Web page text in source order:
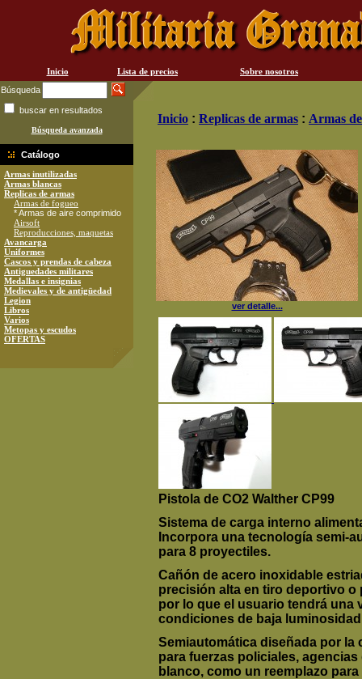
Inicio Lista de precios
Sobre nosotros
Búsqueda
buscar en resultados
Búsqueda avanzada
Catálogo
Armas inutilizadas
Armas blancas
Replicas de armas
Armas de fogueo
* Armas de aire comprimido
Airsoft
Reproducciones, maquetas
Avancarga
Uniformes
Cascos y prendas de cabeza
Antiguedades militares
Medallas e insignias
Medievales y de antigüedad
Legion
Libros
Varios
Metopas y escudos
OFERTAS
Inicio : Replicas de armas : Armas
ver detalle...
Pistola de CO2 Walther CP99
Sistema de carga interno
Incorpora una tecnología semi-
para 8 proyectiles.
Cañón de acero inoxidable
precisión alta en tiro deportivo o
por lo que el usuario tendrá una
condiciones de baja
Semiautomática diseñada por la
para fuerzas policiales,
blanco, como un reemplazo para